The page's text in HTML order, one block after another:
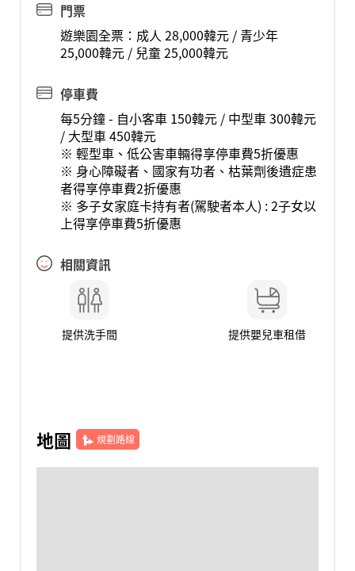
門票
遊樂園全票：成人 28,000韓元 / 青少年
25,000韓元 / 兒童 25,000韓元
停車費
每5分鐘 - 自小客車 150韓元 / 中型車 300韓元
/ 大型車 450韓元
※ 輕型車、低公害車輛得享停車費5折優惠
※ 身心障礙者、國家有功者、枯葉劑後遺症患
者得享停車費2折優惠
※ 多子女家庭卡持有者(駕駛者本人) : 2子女以
上得享停車費5折優惠
相關資訊
提供洗手間 提供嬰兒車租借
地圖 規劃路線